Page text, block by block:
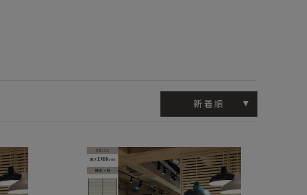
吉桂
その他ブランド
新着順